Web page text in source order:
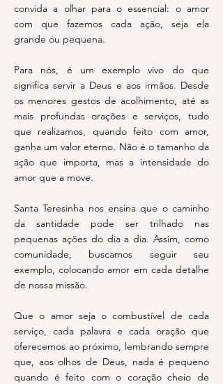
convida a olhar para o essencial: o amor
com que fazemos cada ação, seja ela
grande ou pequena.
Para nós, é um exemplo vivo do que
significa servir a Deus e aos irmãos. Desde
os menores gestos de acolhimento, até as
mais profundas orações e serviços, tudo
que realizamos, quando feito com amor,
ganha um valor eterno. Não é o tamanho da
ação que importa, mas a intensidade do
amor que a move.
Santa Teresinha nos ensina que o caminho
da santidade pode ser trilhado nas
pequenas ações do dia a dia. Assim, como
comunidade, buscamos seguir seu
exemplo, colocando amor em cada detalhe
de nossa missão.
Que o amor seja o combustível de cada
serviço, cada palavra e cada oração que
oferecemos ao próximo, lembrando sempre
que, aos olhos de Deus, nada é pequeno
quando é feito com o coração cheio de